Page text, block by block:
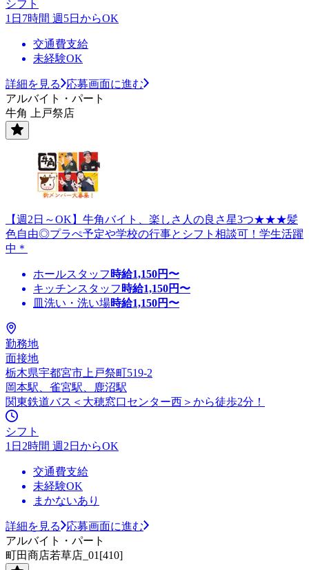
シフト
1日7時間 週5日からOK
交通費支給
未経験OK
詳細を見る
応募画面に進む
アルバイト・パート
牛角 上戸祭店
【週2日～OK】牛角バイト、楽しさ人の良さ星3つ★★★髪
色自由◎プラぺ予定や学校の行事とシフト相談可！学生活躍
中＊
ホールスタッフ 時給1,150円〜
キッチンスタッフ 時給1,150円〜
皿洗い・洗い場時給1,150円〜
勤務地
面接地
栃木県宇都宮市上戸祭町519-2
岡本駅、雀宮駅、鹿沼駅
関東鉄道バス＜大穂窓口センター西＞から徒歩2分！
シフト
1日2時間 週2日からOK
交通費支給
未経験OK
まかないあり
詳細を見る
応募画面に進む
アルバイト・パート
町田商店若草店_01[410]